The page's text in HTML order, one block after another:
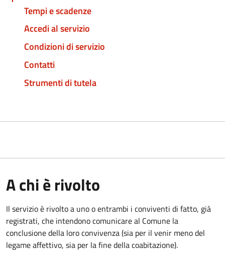
Tempi e scadenze
Accedi al servizio
Condizioni di servizio
Contatti
Strumenti di tutela
A chi è rivolto
Il servizio è rivolto a uno o entrambi i conviventi di fatto, già
registrati, che intendono comunicare al Comune la
conclusione della loro convivenza (sia per il venir meno del
legame affettivo, sia per la fine della coabitazione).